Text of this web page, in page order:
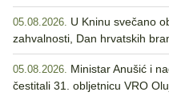
05.08.2026. U Kninu svečano
zahvalnosti, Dan hrvatskih
05.08.2026. Ministar Anušić i
čestitali 31. obljetnicu VRO